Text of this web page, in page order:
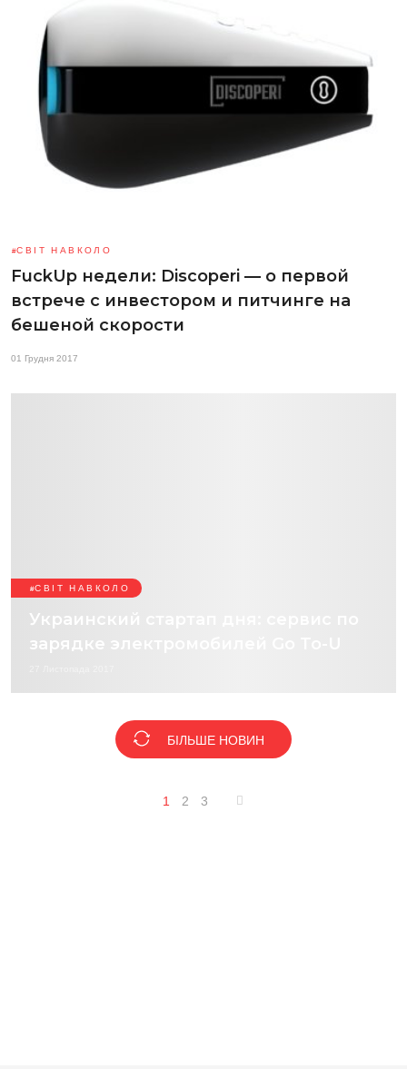
СВІТ НАВКОЛО
FuckUp недели: Discoperi — о первой
встрече с инвестором и питчинге на
бешеной скорости
01 Грудня 2017
СВІТ НАВКОЛО
Украинский стартап дня: сервис по
зарядке электромобилей Go To-U
БІЛЬШЕ НОВИН
1 2 3